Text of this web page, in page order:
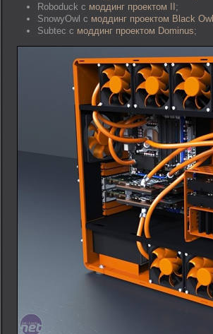
Roboduck с моддинг проектом II ;
SnowyOwl с моддинг проектом Black Owl
Subtec с моддинг проектом Dominus;